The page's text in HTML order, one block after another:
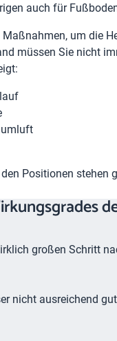
auch für
um die
müssen Sie nicht
Positionen stehen
großen Schritt
nicht ausreichend